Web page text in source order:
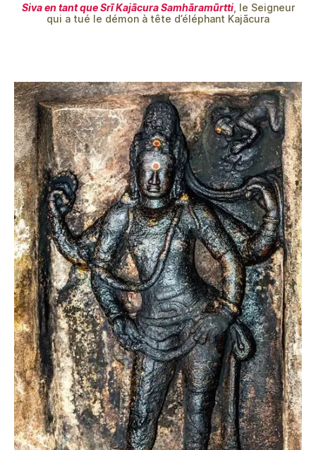
Siva en tant que Srī Kajācura Samhāramūrtti, le Seigneur
qui a tué le démon à tête d’éléphant Kajācura